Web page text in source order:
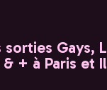
sorties Gays,
+ à Paris et